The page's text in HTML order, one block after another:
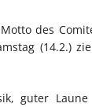
des
(14.2.)
guter